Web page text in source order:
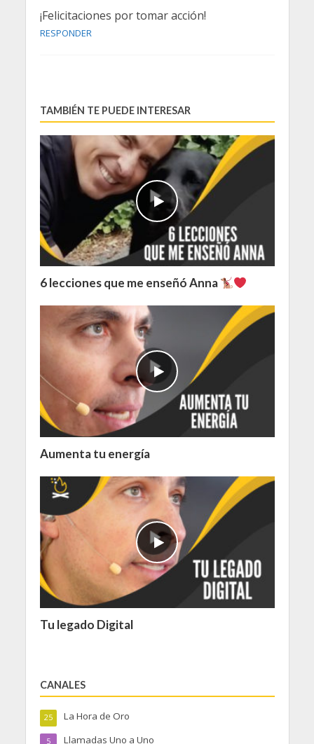
¡Felicitaciones por tomar acción!
RESPONDER
TAMBIÉN TE PUEDE INTERESAR
6 lecciones que me enseñó Anna
Aumenta tu energía
Tu legado Digital
CANALES
La Hora de Oro
25
Llamadas Uno a Uno
5